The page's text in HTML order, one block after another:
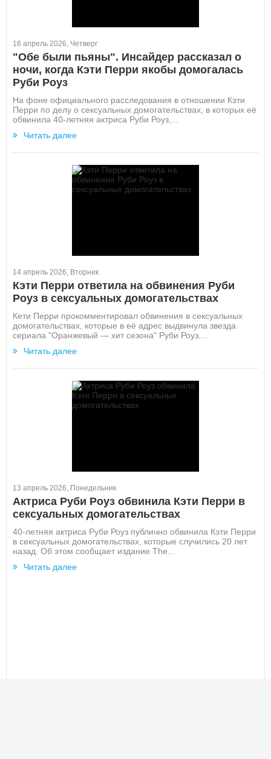
16 апрель 2026, Четверг
"Обе были пьяны". Инсайдер рассказал о
ночи, когда Кэти Перри якобы домогалась
Руби Роуз
На фоне официального расследования в отношении Кэти
Перри по делу о сексуальных домогательствах, в которых её
обвинила 40-летняя актриса Руби Роуз,...
Читать далее
14 апрель 2026, Вторник
Кэти Перри ответила на обвинения Руби
Роуз в сексуальных домогательствах
Кети Перри прокомментировал обвинения в сексуальных
домогательствах, которые в её адрес выдвинула звезда
сериала "Оранжевый — хит сезона" Руби Роуз....
Читать далее
13 апрель 2026, Понедельник
Актриса Руби Роуз обвинила Кэти Перри в
сексуальных домогательствах
40-летняя актриса Руби Роуз публично обвинила Кэти Перри
в сексуальных домогательствах, которые случились 20 лет
назад. Об этом сообщает издание The...
Читать далее